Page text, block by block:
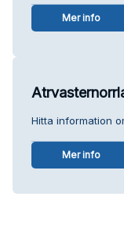
Mer info
Hitta information
Mer info